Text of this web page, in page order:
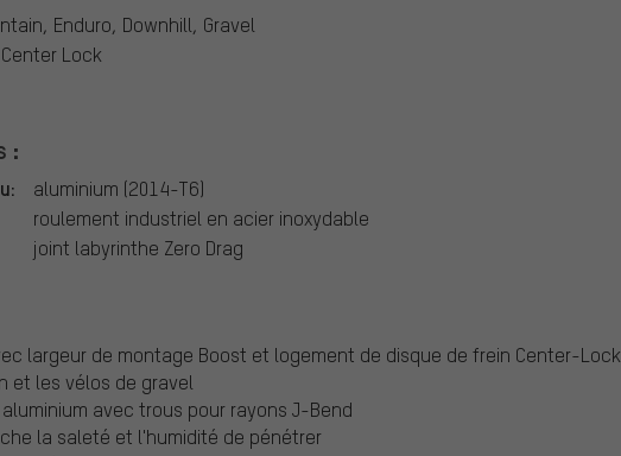
Enduro, Downhill, Gravel
Lock
:
aluminium (2014-T6)
roulement industriel en acier inoxydable
joint labyrinthe Zero Drag
largeur de montage Boost et logement de disque de frein Center-Lock
et les vélos de gravel
avec trous pour rayons J-Bend
la saleté et l'humidité de pénétrer